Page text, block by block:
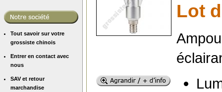
Tout savoir sur votre
grossiste chinois
Entrer en contact avec
nous
SAV et retour
marchandise
Lot